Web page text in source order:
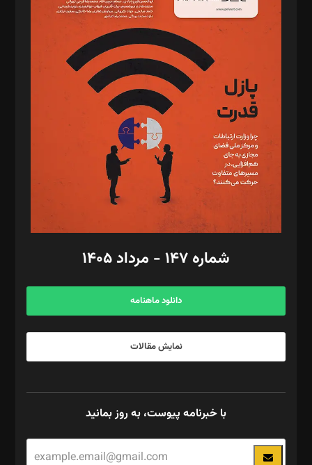
د‌بیر حقوق فناوری: حسام‌الدین ایپکچی
د‌بیر پیوست جهان: مینا پاکدل
د‌بیر تحریریه آنلاین: بابک نقاش
تحریریه‌: مجتبی محمود‌ی، آرش برهمند، یسنا امان‌پور، سروش کرمیان،
مصطفی مسجدی آرانی، ابوالفضل رجبی، زهرا فکرانه، فائزه فتحی
رستمی،مصطفی باستان
ویرایش: نگار استاد‌‌آقا
طراح یونیفرم: مجید توکلی
فیلمبرداری و عکاسی: امیر شفیعی، مانی لطفی زاده
گرافیک و صفحه‌آرایی: سید‌سبحان‌علی ثابت
مد‌یر توسعه تجاری: کامبیز برید‌
امور مالی: شاپور رهبری، محمد‌ کاظمی‌نیا
آگهی و مشترکین: ۰۹۱۹۹۹۹۰۴۵۴
شماره ۱۴۷ - مرداد ۱۴۰۵
دانلود ماهنامه
نمایش مقالات
با خبرنامه پیوست، به روز بمانید